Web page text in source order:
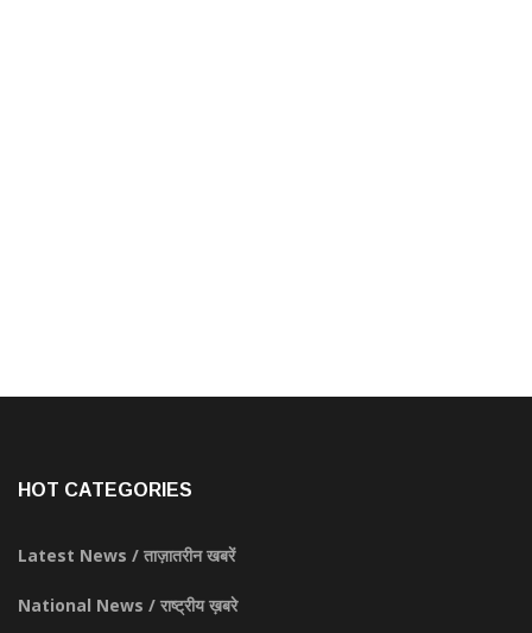
HOT CATEGORIES
Latest News / ताज़ातरीन खबरें
National News / राष्ट्रीय ख़बरे